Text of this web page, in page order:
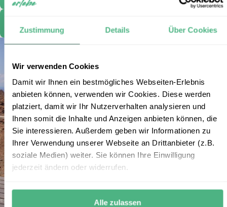
Zustimmung Details Über Cookies
Wir verwenden Cookies
Damit wir Ihnen ein bestmögliches Webseiten-Erlebnis
anbieten können, verwenden wir Cookies. Diese werden
platziert, damit wir Ihr Nutzerverhalten analysieren und
Ihnen somit die Inhalte und Anzeigen anbieten können, die
Sie interessieren. Außerdem geben wir Informationen zu
Ihrer Verwendung unserer Webseite an Drittanbieter (z.B.
soziale Medien) weiter. Sie können Ihre Einwilligung
jederzeit ändern oder widerrufen.
Alle zulassen